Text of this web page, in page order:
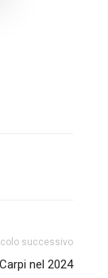
successivo
nel 2024